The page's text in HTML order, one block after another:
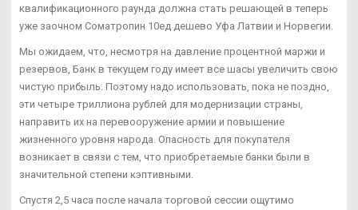
квалификационного раунда должна стать решающей в теперь
уже заочном Cоматропин 10ед дешево Уфа Латвии и Норвегии.
Мы ожидаем, что, несмотря на давление процентной маржи и
резервов, Банк в текущем году имеет все шасы увеличить свою
чистую прибыль. Поэтому надо использовать, пока не поздно,
эти четыре триллиона рублей для модернизации страны,
направить их на перевооружение армии и повышение
жизненного уровня народа. Опасность для покупателя
возникает в связи с тем, что приобретаемые банки были в
значительной степени кэптивными.
Спустя 2,5 часа после начала торговой сессии ощутимо